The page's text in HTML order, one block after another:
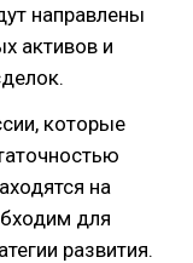
направлены
активов и
которые
на
для
развития.